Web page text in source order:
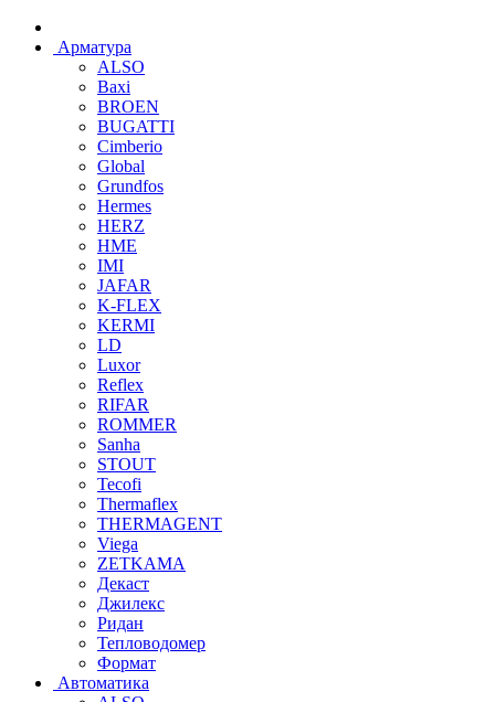
Арматура
ALSO
Baxi
BROEN
BUGATTI
Cimberio
Global
Grundfos
Hermes
HERZ
HME
IMI
JAFAR
K-FLEX
KERMI
LD
Luxor
Reflex
RIFAR
ROMMER
Sanha
STOUT
Tecofi
Thermaflex
THERMAGENT
Viega
ZETKAMA
Декаст
Джилекс
Ридан
Тепловодомер
Формат
Автоматика